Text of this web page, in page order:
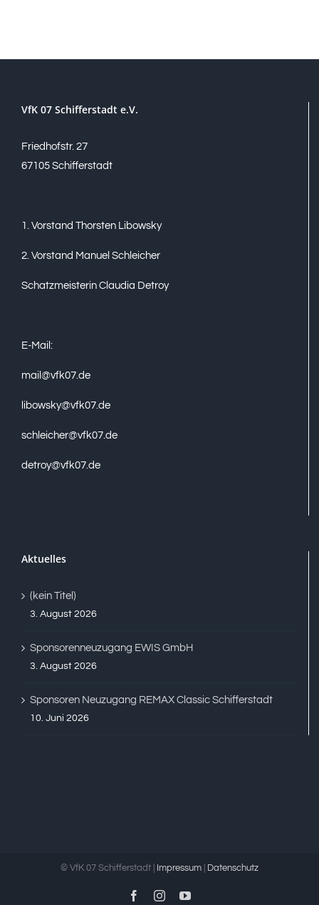
VfK 07 Schifferstadt e.V.
Friedhofstr. 27
67105 Schifferstadt
1. Vorstand Thorsten Libowsky
2. Vorstand Manuel Schleicher
Schatzmeisterin Claudia Detroy
E-Mail:
mail@vfk07.de
libowsky@vfk07.de
schleicher@vfk07.de
detroy@vfk07.de
Aktuelles
(kein Titel)
3. August 2026
Sponsorenneuzugang EWIS GmbH
3. August 2026
Sponsoren Neuzugang REMAX Classic Schifferstadt
10. Juni 2026
© VfK 07 Schifferstadt | Impressum Datenschutz
FacebookInstagramYouTube